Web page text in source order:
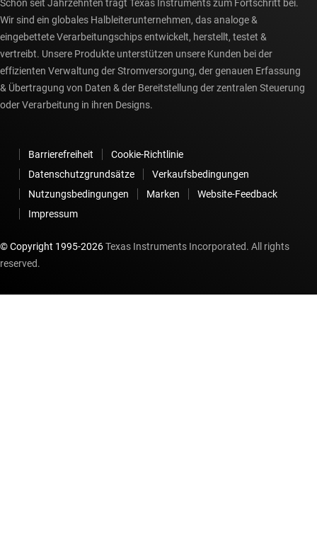
Schon seit Jahrzehnten trägt Texas Instruments zum Fortschritt bei.
Wir sind ein globales Halbleiterunternehmen, das analoge &
eingebettete Verarbeitungschips entwickelt, herstellt, testet &
vertreibt. Unsere Produkte unterstützen unsere Kunden bei der
effizienten Verwaltung der Stromversorgung, der genauen Erfassung
& Übertragung von Daten & der Bereitstellung der zentralen Steuerung
oder Verarbeitung in ihren Designs.
Barrierefreiheit
Cookie-Richtlinie
Datenschutzgrundsätze
Verkaufsbedingungen
Nutzungsbedingungen
Marken
Website-Feedback
Impressum
© Copyright 1995-2026Texas Instruments Incorporated. All rights
reserved.